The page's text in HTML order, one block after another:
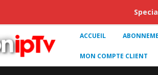
ACCUEIL
MON COMPTE CLIENT